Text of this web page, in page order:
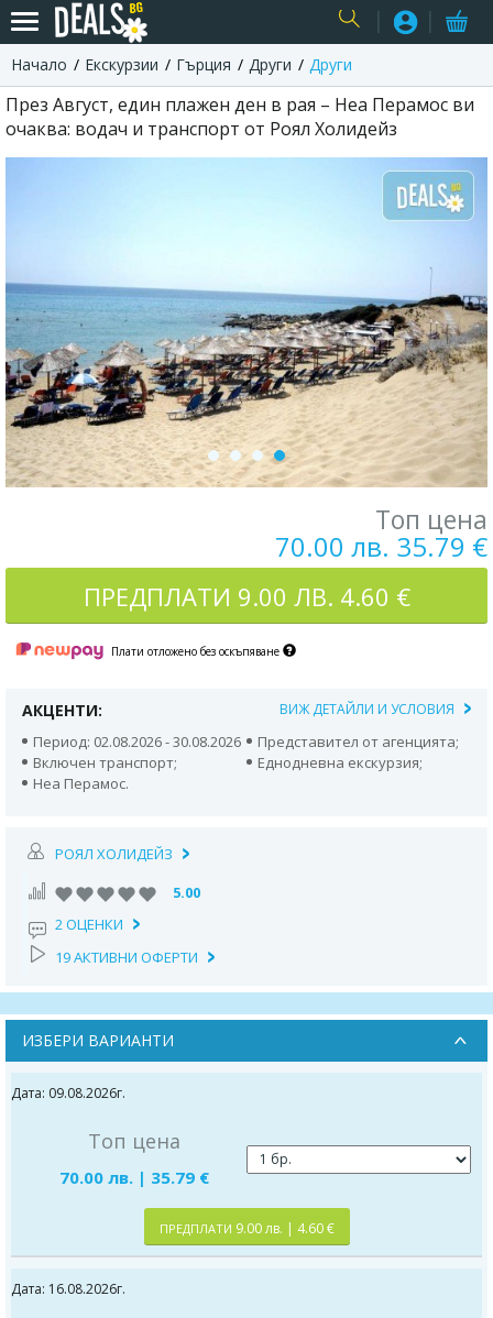
Начало Екскурзии Гърция Други Други
През Август, един плажен ден в рая – Неа Перамос ви
очаква: водач и транспорт от Роял Холидейз
Топ цена
70.00 лв. 35.79 €
ПРЕДПЛАТИ 9.00 ЛВ. 4.60 €
Плати отложено без оскъпяване
АКЦЕНТИ: ВИЖ ДЕТАЙЛИ И УСЛОВИЯ
Период: 02.08.2026 - 30.08.2026
Представител от агенцията;
Включен транспорт;
Еднодневна екскурзия;
Неа Перамос.
РОЯЛ ХОЛИДЕЙЗ
5.00
2 ОЦЕНКИ
19 АКТИВНИ ОФЕРТИ
ИЗБЕРИ ВАРИАНТИ
Дата: 09.08.2026г.
Топ цена
70.00 лв. | 35.79 €
ПРЕДПЛАТИ 9.00 лв. | 4.60 €
Дата: 16.08.2026г.